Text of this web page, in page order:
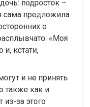
подросток –
сама предложила
о
«Моя
и, кстати,
и не принять
также как и
за этого